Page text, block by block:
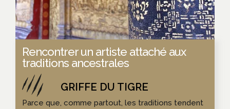
Rencontrer un artiste attaché aux
traditions ancestrales
Parce que, comme partout, les traditions tendent